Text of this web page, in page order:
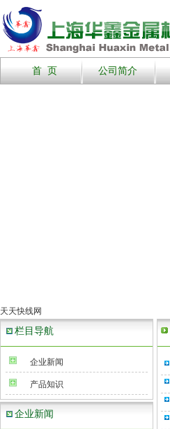
首 页 公司简介
天天快线网
栏目导航
企业新闻
产品知识
企业新闻